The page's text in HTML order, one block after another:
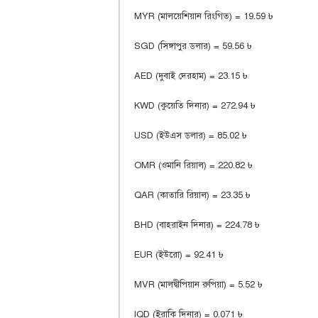
MYR (মালয়েশিয়ান রিংগিত) = 19.59 ৳
SGD (সিঙ্গাপুর ডলার) = 59.56 ৳
AED (দুবাই দেরহাম) = 23.15 ৳
KWD (কুয়েতি দিনার) = 272.94 ৳
USD (ইউএস ডলার) = 85.02 ৳
OMR (ওমানি রিয়াল) = 220.82 ৳
QAR (কাতারি রিয়াল) = 23.35 ৳
BHD (বাহরাইন দিনার) = 224.78 ৳
EUR (ইউরো) = 92.41 ৳
MVR (মালদ্বীপিয়ান রুপিয়া) = 5.52 ৳
IQD (ইরাকি দিনার) = 0.071 ৳